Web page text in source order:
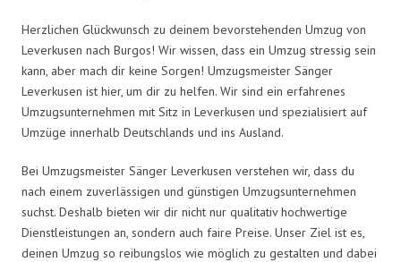
Herzlichen Glückwunsch zu deinem bevorstehenden Umzug von
Leverkusen nach Burgos! Wir wissen, dass ein Umzug stressig sein
kann, aber mach dir keine Sorgen! Umzugsmeister Sänger
Leverkusen ist hier, um dir zu helfen. Wir sind ein erfahrenes
Umzugsunternehmen mit Sitz in Leverkusen und spezialisiert auf
Umzüge innerhalb Deutschlands und ins Ausland.
Bei Umzugsmeister Sänger Leverkusen verstehen wir, dass du
nach einem zuverlässigen und günstigen Umzugsunternehmen
suchst. Deshalb bieten wir dir nicht nur qualitativ hochwertige
Dienstleistungen an, sondern auch faire Preise. Unser Ziel ist es,
deinen Umzug so reibungslos wie möglich zu gestalten und dabei